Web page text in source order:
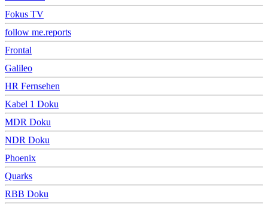
Fokus TV
follow me.reports
Frontal
Galileo
HR Fernsehen
Kabel 1 Doku
MDR Doku
NDR Doku
Phoenix
Quarks
RBB Doku